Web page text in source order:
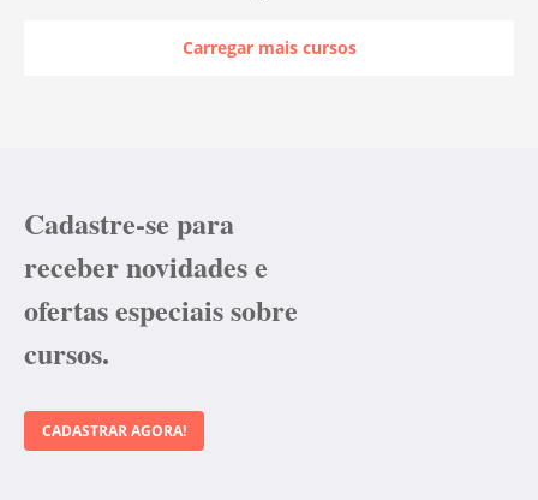
Carregar mais cursos
Cadastre-se para
receber novidades e
ofertas especiais sobre
cursos.
CADASTRAR AGORA!